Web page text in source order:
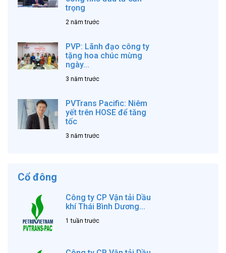
trọng
2 năm trước
PVP: Lãnh đạo công ty
tặng hoa chúc mừng
ngày...
3 năm trước
PVTrans Pacific: Niêm
yết trên HOSE để tăng
tốc
3 năm trước
Cổ đông
Công ty CP Vận tải Dầu
khí Thái Bình Dương...
1 tuần trước